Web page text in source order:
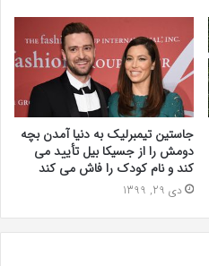
جاستین تیمبرلیک به دنیا آمدن بچه
دومش را از جسیکا بیل تأیید می
کند و نام کودک را فاش می کند
دی 29, 1399